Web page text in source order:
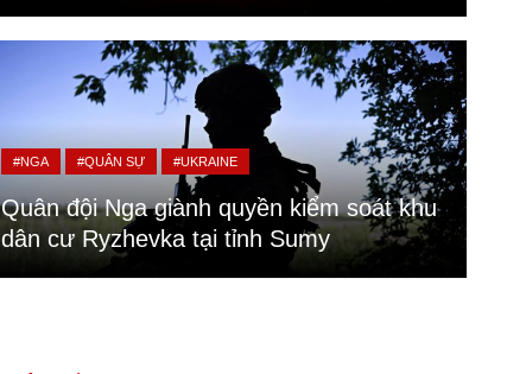
#NGA #QUÂN SỰ #UKRAINE
Quân đội Nga giành quyền kiểm soát khu
dân cư Ryzhevka tại tỉnh Sumy